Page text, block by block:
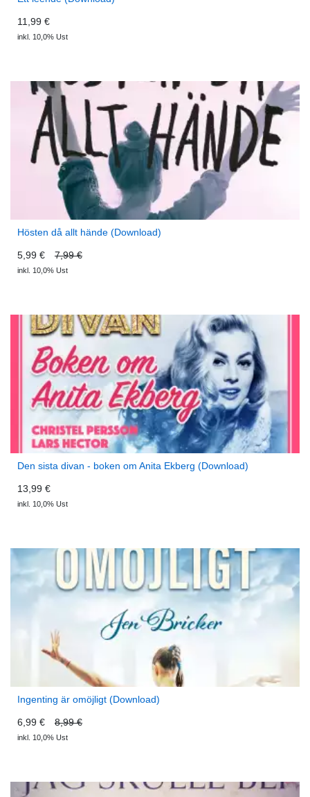
11,99 €
inkl. 10,0% Ust
Hösten då allt hände (Download)
5,99 € 7,99 €
inkl. 10,0% Ust
Den sista divan - boken om Anita Ekberg (Download)
13,99 €
inkl. 10,0% Ust
Ingenting är omöjligt (Download)
6,99 € 8,99 €
inkl. 10,0% Ust